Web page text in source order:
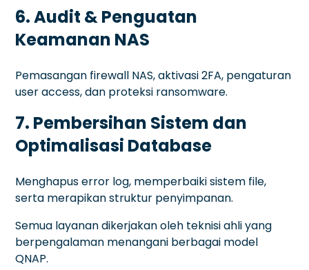
6. Audit & Penguatan
Keamanan NAS
Pemasangan firewall NAS, aktivasi 2FA, pengaturan
user access, dan proteksi ransomware.
7. Pembersihan Sistem dan
Optimalisasi Database
Menghapus error log, memperbaiki sistem file,
serta merapikan struktur penyimpanan.
Semua layanan dikerjakan oleh teknisi ahli yang
berpengalaman menangani berbagai model
QNAP.